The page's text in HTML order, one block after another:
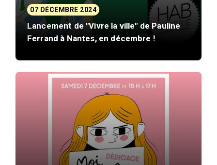
07 DÉCEMBRE 2024
Lancement de "Vivre la ville" de Pauline
Ferrand à Nantes, en décembre !